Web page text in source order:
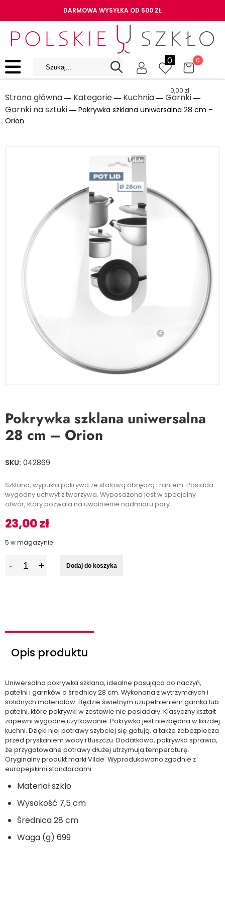
DARMOWA WYSYŁKA OD 500 ZŁ
0 0
0,00 zł
Strona główna ― Kategorie ― Kuchnia ― Garnki ―
Garnki na sztuki ― Pokrywka szklana uniwersalna 28 cm –
Orion
Pokrywka szklana uniwersalna
28 cm – Orion
SKU: 042869
Szklana, wypukła pokrywa ze stalową obręczą i rantem. Posiada
wygodny uchwyt z tworzywa. Wyposażona jest w specjalny
otwór, który pozwala na uwolnienie nadmiaru pary.
23,00zł
5 w magazynie
Dodaj do koszyka
Opis produktu
Uniwersalna pokrywka szklana, idealne pasująca do naczyń,
patelni i garnków o średnicy 28 cm. Wykonana z wytrzymałych i
solidnych materiałów. Będzie świetnym uzupełnieniem garnka lub
patelni, które pokrywki w zestawie nie posiadały. Klasyczny kształt
zapewni wygodne użytkowanie. Pokrywka jest niezbędna w każdej
kuchni. Dzięki niej potrawy szybciej się gotują, a także zabezpiecza
przed pryskaniem wody i tłuszczu. Dodatkowo, pokrywka sprawia,
że przygotowane potrawy dłużej utrzymują temperaturę.
Oryginalny produkt marki Vilde. Wyprodukowano zgodnie z
europejskimi standardami.
Materiał szkło
Wysokość 7,5 cm
Średnica 28 cm
Waga (g) 699